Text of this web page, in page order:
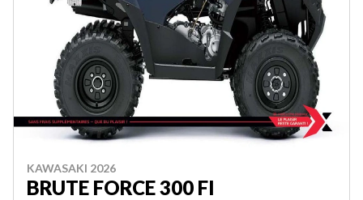
KAWASAKI 2026
BRUTE FORCE 300 FI